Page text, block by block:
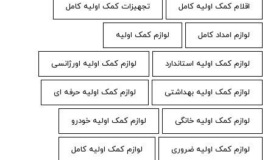
اقلام کمک اولیه کامل تجهیزات کمک اولیه کامل
لوازم امداد کامل لوازم کمک اولیه
لوازم کمک اولیه استاندارد لوازم کمک اولیه اورژانسی
لوازم کمک اولیه بهداشتی لوازم کمک اولیه حرفه ای
لوازم کمک اولیه خانگی لوازم کمک اولیه خودرو
لوازم کمک اولیه ضروری لوازم کمک اولیه کامل